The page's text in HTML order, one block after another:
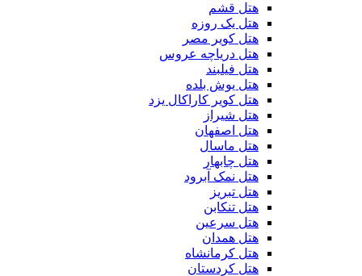
هتل قشم
هتل یک روزه
هتل کویر مصر
هتل دریاچه عروس
هتل فیلبند
هتل یوش بلده
هتل کویر کاراکال یزد
هتل شیراز
هتل اصفهان
هتل ماسال
هتل چابهار
هتل نمک آبرود
هتل تبریز
هتل تنکابن
هتل سرعین
هتل همدان
هتل کرمانشاه
هتل کردستان